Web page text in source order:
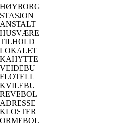
HØYBORG
STASJON
ANSTALT
HUSVÆRE
TILHOLD
LOKALET
KAHYTTE
VEIDEBU
FLOTELL
KVILEBU
REVEBOL
ADRESSE
KLOSTER
ORMEBOL